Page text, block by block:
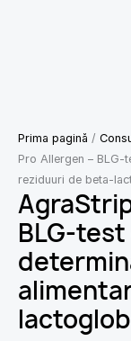
Prima pagină /
Pro Allergen – BLG-
reziduuri de beta-
BLG-